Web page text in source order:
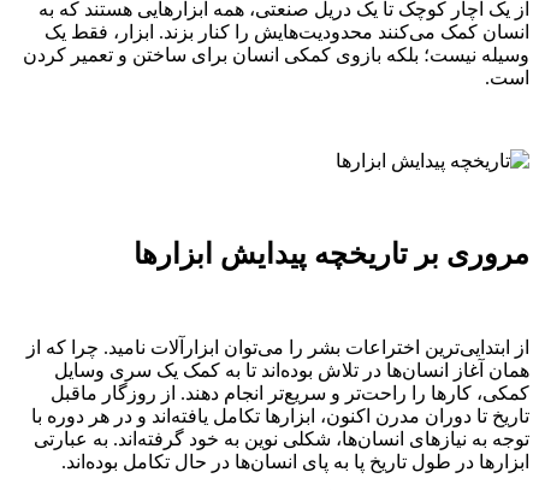
از یک آچار کوچک تا یک دریل صنعتی، همه ابزارهایی هستند که به
انسان کمک می‌کنند محدودیت‌هایش را کنار بزند. ابزار، فقط یک
وسیله نیست؛ بلکه بازوی کمکی انسان برای ساختن و تعمیر کردن
است.
مروری بر تاریخچه پیدایش ابزارها
از ابتدایی‌ترین اختراعات بشر را می‌توان ابزارآلات نامید. چرا که از
همان آغاز انسان‌ها در تلاش بوده‌اند تا به کمک یک سری وسایل
کمکی، کارها را راحت‌تر و سریع‌تر انجام دهند. از روزگار ماقبل
تاریخ تا دوران مدرن اکنون، ابزارها تکامل یافته‌اند و در هر دوره با
توجه به نیازهای انسان‌ها، شکلی نوین به خود گرفته‌اند. به عبارتی
ابزارها در طول تاریخ پا به پای انسان‌ها در حال تکامل بوده‌اند.